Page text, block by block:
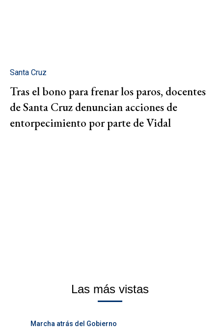
Santa Cruz
Tras el bono para frenar los paros, docentes
de Santa Cruz denuncian acciones de
entorpecimiento por parte de Vidal
Las más vistas
Marcha atrás del Gobierno